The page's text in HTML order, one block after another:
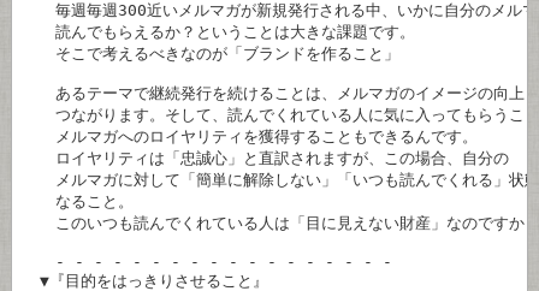
毎週毎週300近いメルマガが新規発行される中、いかに自分のメル
読んでもらえるか？ということは大きな課題です。
そこで考えるべきなのが「ブランドを作ること」
あるテーマで継続発行を続けることは、メルマガのイメージの向上
つながります。そして、読んでくれている人に気に入ってもらうこ
メルマガへのロイヤリティを獲得することもできるんです。
ロイヤリティは「忠誠心」と直訳されますが、この場合、自分の
メルマガに対して「簡単に解除しない」「いつも読んでくれる」状
なること。
このいつも読んでくれている人は「目に見えない財産」なのですか
- - - - - - - - - - - - - - - - - -
▼『目的をはっきりさせること』